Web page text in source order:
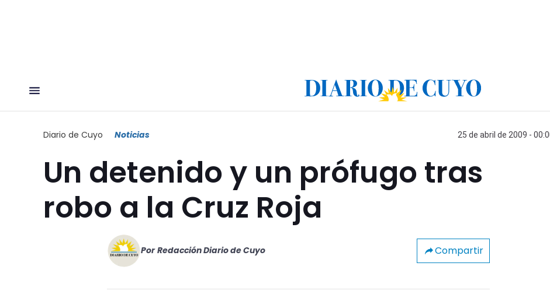
Diario de Cuyo Noticias 25 de abril de 2009 -
Un detenido y un prófugo tras
robo a la Cruz Roja
Por Redacción Diario de Cuyo Compartir